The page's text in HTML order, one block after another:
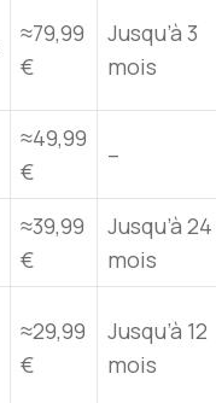
≈79,99
€
Jusqu’à 3
mois
≈49,99
€
–
≈39,99
€
Jusqu’à 24
mois
≈29,99
€
Jusqu’à 12
mois